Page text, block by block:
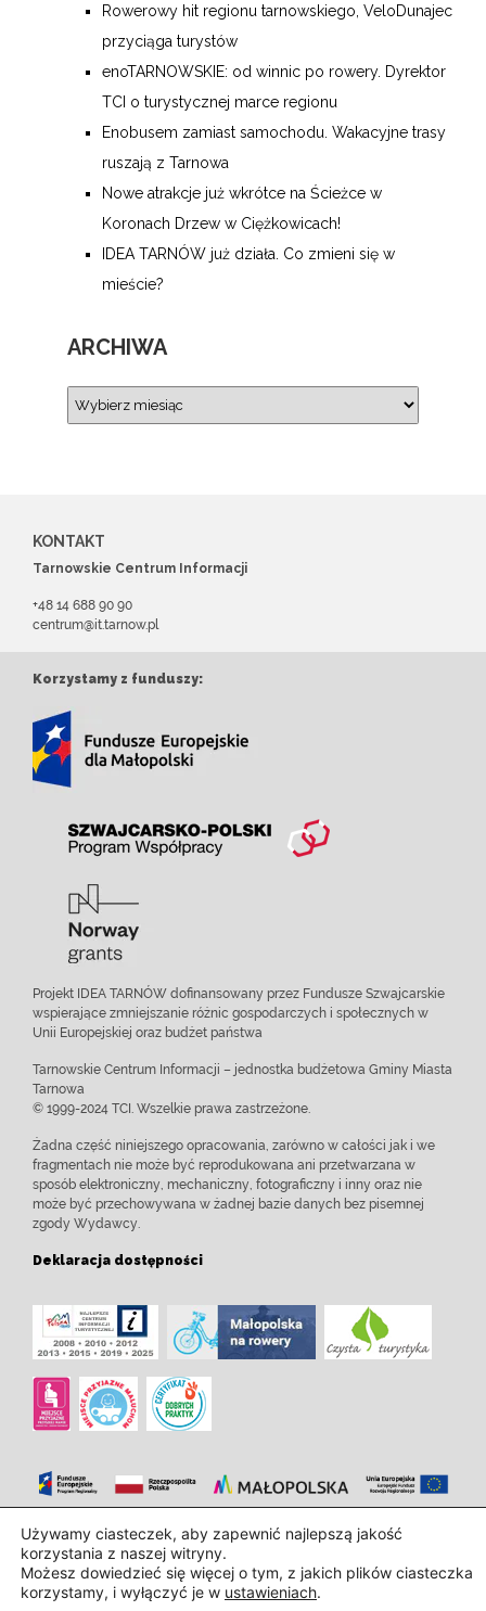
Rowerowy hit regionu tarnowskiego, VeloDunajec
przyciąga turystów
enoTARNOWSKIE: od winnic po rowery. Dyrektor
TCI o turystycznej marce regionu
Enobusem zamiast samochodu. Wakacyjne trasy
ruszają z Tarnowa
Nowe atrakcje już wkrótce na Ścieżce w
Koronach Drzew w Ciężkowicach!
IDEA TARNÓW już działa. Co zmieni się w
mieście?
ARCHIWA
KONTAKT
Tarnowskie Centrum Informacji
+48 14 688 90 90
centrum@it.tarnow.pl
Korzystamy z funduszy:
Projekt IDEA TARNÓW dofinansowany przez Fundusze Szwajcarskie
wspierające zmniejszanie różnic gospodarczych i społecznych w
Unii Europejskiej oraz budżet państwa
Tarnowskie Centrum Informacji – jednostka budżetowa Gminy Miasta
Tarnowa
© 1999-2024 TCI. Wszelkie prawa zastrzeżone.
Żadna część niniejszego opracowania, zarówno w całości jak i we
fragmentach nie może być reprodukowana ani przetwarzana w
sposób elektroniczny, mechaniczny, fotograficzny i inny oraz nie
może być przechowywana w żadnej bazie danych bez pisemnej
zgody Wydawcy.
Deklaracja dostępności
Zaprojektowanie i wdrożenie:InTechHouse.com
Używamy ciasteczek, aby zapewnić najlepszą jakość
korzystania z naszej witryny.
Możesz dowiedzieć się więcej o tym, z jakich plików ciasteczka
korzystamy, i wyłączyć je w ustawieniach.